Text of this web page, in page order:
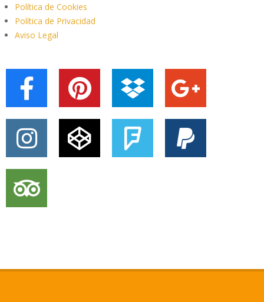
Política de Cookies
Política de Privacidad
Aviso Legal